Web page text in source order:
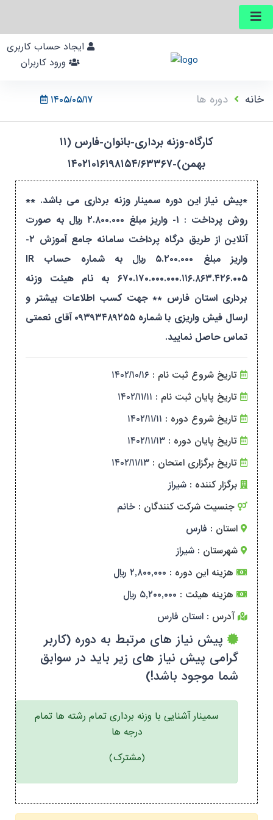
۱۴۰۵/۰۵/۱۷ خانه دوره ها
کارگاه-وزنه برداری-بانوان-فارس (۱۱
بهمن)-۱۴۰۲۱۰۱۶۱۹۸۱۵۴/۶۳۳۶۷
*پیش نیاز این دوره سمینار وزنه برداری می باشد. **
روش پرداخت : ۱- واریز مبلغ ۲.۸۰۰.۰۰۰ ریال به صورت
آنلاین از طریق درگاه پرداخت سامانه جامع آموزش ۲-
واریز مبلغ ۵.۲۰۰.۰۰۰ ریال به شماره حساب IR
۶۷۰.۱۷۰.۰۰۰.۰۰۰.۱۱۶.۸۶۳.۴۲۶.۰۰۵ به نام هیئت وزنه
برداری استان فارس ** جهت کسب اطلاعات بیشتر و
ارسال فیش واریزی با شماره ۰۹۳۹۳۴۸۹۲۵۵ آقای نعمتی
تماس حاصل نمایید.
تاریخ شروع ثبت نام : ۱۴۰۲/۱۰/۱۶
تاریخ پایان ثبت نام : ۱۴۰۲/۱۱/۱۱
تاریخ شروع دوره : ۱۴۰۲/۱۱/۱۱
تاریخ پایان دوره : ۱۴۰۲/۱۱/۱۳
تاریخ برگزاری امتحان : ۱۴۰۲/۱۱/۱۳
برگزار کننده : شیراز
جنسیت شرکت کنندگان : خانم
استان : فارس
شهرستان : شیراز
هزینه این دوره : ۲,۸۰۰,۰۰۰ ریال
هزینه هیئت : ۵,۲۰۰,۰۰۰ ریال
آدرس : استان فارس
پیش نیاز های مرتبط به دوره (کاربر
گرامی پیش نیاز های زیر باید در سوابق
شما موجود باشد!)
سمینار آشنایی با وزنه برداری تمام رشته ها تمام
درجه ها
(مشترک)